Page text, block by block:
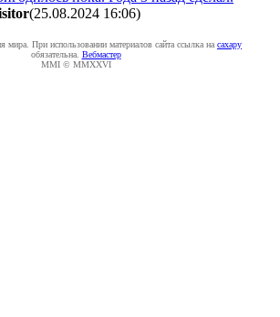
(25.08.2024 16:06)
мира. При использовании материалов сайта ссылка на caxapу
обязательна. Вебмастер
MMI © MMXXVI